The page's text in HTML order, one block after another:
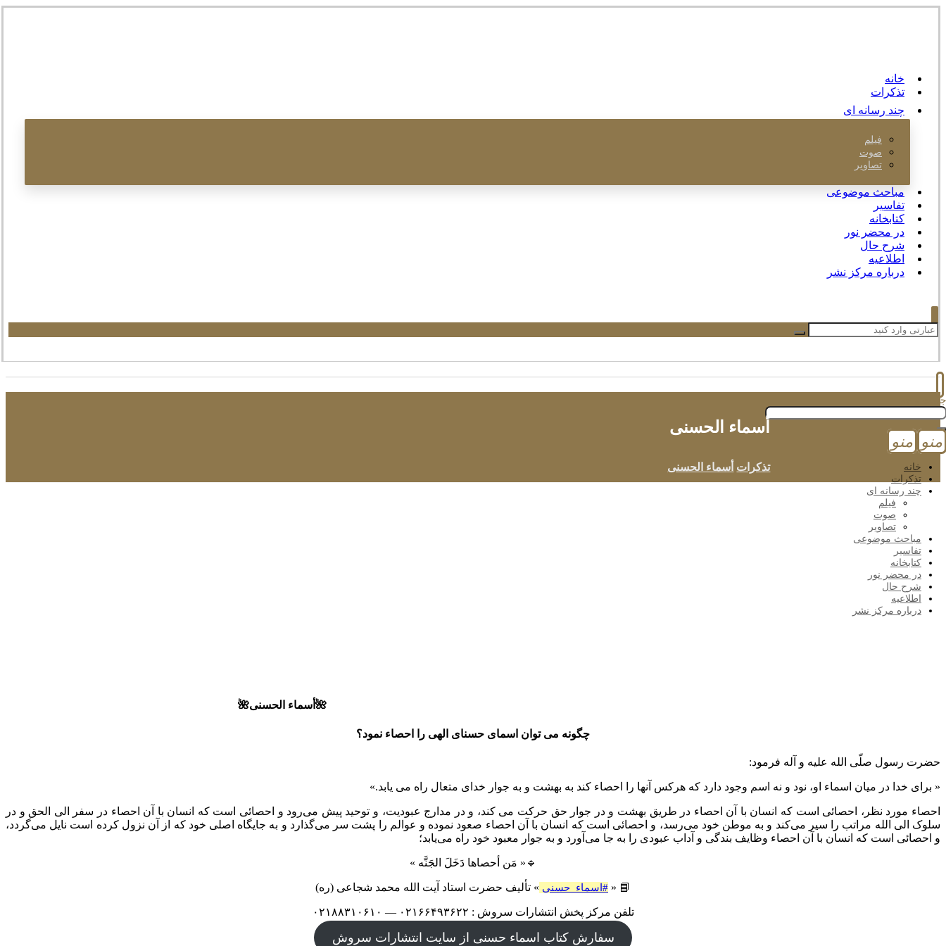
خانه
تذکرات
چند رسانه ای
فیلم
صوت
تصاویر
مباحث موضوعی
تفاسیر
کتابخانه
در محضر نور
شرح حال
اطلاعیه
درباره مرکز نشر
أسماء الحسنى
تذکرات أسماء الحسنى
🌺أسماء الحسنى🌺
چگونه می توان اسمای حسنای الهی را احصاء نمود؟
حضرت رسول صلّی الله علیه و آله فرمود:
« برای خدا در میان اسماء او، نود و نه اسم وجود دارد که هرکس آنها را احصاء کند به بهشت و به جوار خدای متعال راه می یابد.»
احصاء مورد نظر، احصائی است که انسان با آن احصاء در طریق بهشت و در جوار حق حرکت می کند، و در مدارج عبودیت، و توحید پیش می‌رود و احصائی است که انسان با آن احصاء در سفر الی الحق و در
سلوک الی الله مراتب را سیر می‌کند و به موطن خود می‌رسد، و احصائی است که انسان با آن احصاء صعود نموده و عوالم را پشت سر می‌گذارد و به جایگاه اصلی خود که از آن نزول کرده است نایل می‌گردد،
و احصائی است که انسان با آن احصاء وظایف بندگی و آداب عبودی را به جا می‌آورد و به جوار معبود خود راه می‌یابد؛
🔹« مَن أحصاها دَخَلَ الجَنَّه »
📘 « #اسماء_حسنی » تألیف حضرت استاد آیت الله محمد شجاعی (ره)
تلفن مرکز پخش انتشارات سروش : ۰۲۱۶۶۴۹۳۶۲۲ — ۰۲۱۸۸۳۱۰۶۱۰
سفارش کتاب اسماء حسنی از سایت انتشارات سروش